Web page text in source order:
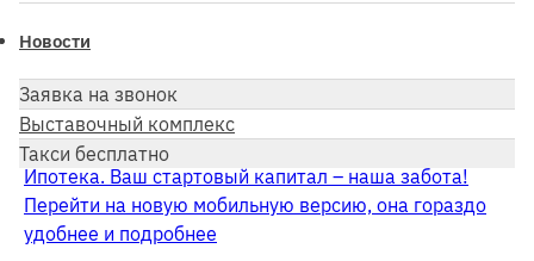
Новости
Заявка на звонок
Выставочный комплекс
Такси бесплатно
Ипотека. Ваш стартовый капитал – наша забота!
Перейти на новую мобильную версию, она гораздо
удобнее и подробнее